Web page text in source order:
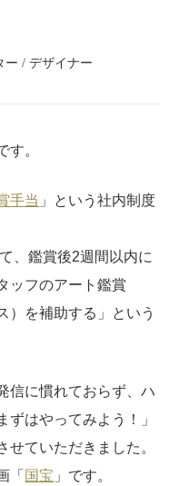
ー / デザイナー
す。
手当 」という社内制度
、鑑賞後2週間以内に
ッフのアート鑑賞
）を補助する」という
信に慣れておらず、ハ
ずはやってみよう！」
せていただきました。
「 国宝 」です。